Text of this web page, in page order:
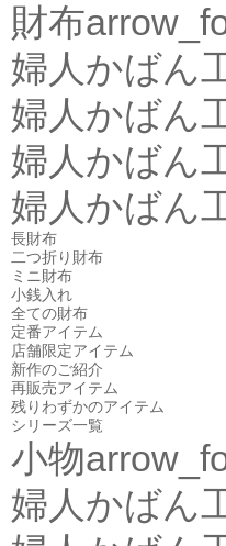
財布
婦人かばん
婦人かばん
婦人かばん
婦人かばん
長財布
二つ折り財布
ミニ財布
小銭入れ
全ての財布
定番アイテム
店舗限定アイテム
新作のご紹介
再販売アイテム
残りわずかのアイテム
シリーズ一覧
小物
婦人かばん